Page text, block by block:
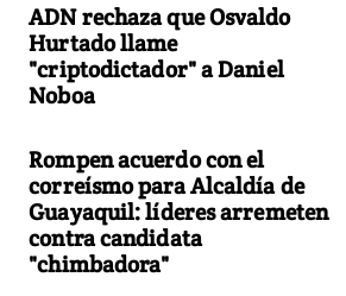
ADN rechaza que Osvaldo
Hurtado llame
"criptodictador" a Daniel
Noboa
Rompen acuerdo con el
correísmo para Alcaldía de
Guayaquil: líderes arremeten
contra candidata
"chimbadora"